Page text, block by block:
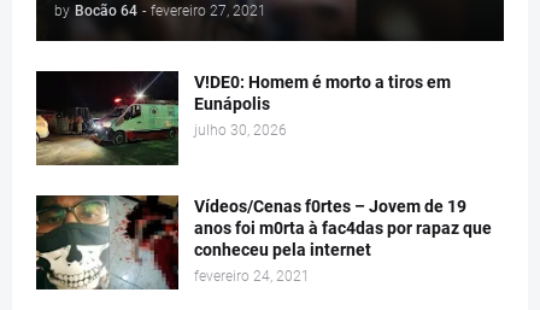
by Bocão 64 - fevereiro 27, 2021
V!DE0: Homem é morto a tiros em
Eunápolis
julho 30, 2026
Vídeos/Cenas f0rtes – Jovem de 19
anos foi m0rta à fac4das por rapaz que
conheceu pela internet
fevereiro 24, 2021